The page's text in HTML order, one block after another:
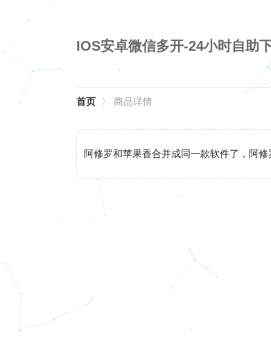
IOS安卓微信多开-24小时自助
首页 〉 商品详情
阿修罗和苹果香合并成同一款软件了，阿